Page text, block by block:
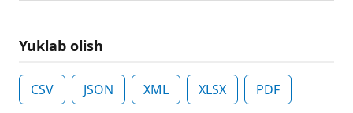
Yuklab olish
CSV JSON XML XLSX PDF